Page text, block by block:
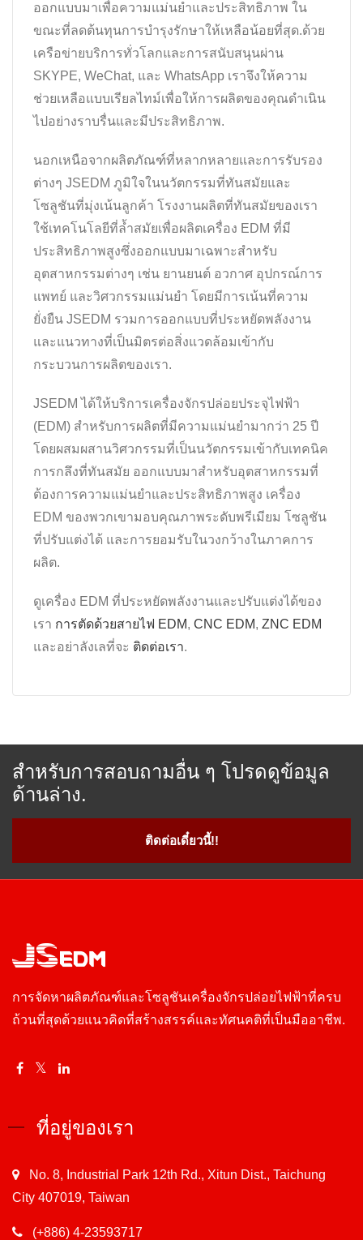
ออกแบบมาเพื่อความแม่นยำและประสิทธิภาพ ใน
ขณะที่ลดต้นทุนการบำรุงรักษาให้เหลือน้อยที่สุด.ด้วย
เครือข่ายบริการทั่วโลกและการสนับสนุนผ่าน
SKYPE, WeChat, และ WhatsApp เราจึงให้ความ
ช่วยเหลือแบบเรียลไทม์เพื่อให้การผลิตของคุณดำเนิน
ไปอย่างราบรื่นและมีประสิทธิภาพ.
นอกเหนือจากผลิตภัณฑ์ที่หลากหลายและการรับรอง
ต่างๆ JSEDM ภูมิใจในนวัตกรรมที่ทันสมัยและ
โซลูชันที่มุ่งเน้นลูกค้า โรงงานผลิตที่ทันสมัยของเรา
ใช้เทคโนโลยีที่ล้ำสมัยเพื่อผลิตเครื่อง EDM ที่มี
ประสิทธิภาพสูงซึ่งออกแบบมาเฉพาะสำหรับ
อุตสาหกรรมต่างๆ เช่น ยานยนต์ อวกาศ อุปกรณ์การ
แพทย์ และวิศวกรรมแม่นยำ โดยมีการเน้นที่ความ
ยั่งยืน JSEDM รวมการออกแบบที่ประหยัดพลังงาน
และแนวทางที่เป็นมิตรต่อสิ่งแวดล้อมเข้ากับ
กระบวนการผลิตของเรา.
JSEDM ได้ให้บริการเครื่องจักรปล่อยประจุไฟฟ้า
(EDM) สำหรับการผลิตที่มีความแม่นยำมากว่า 25 ปี
โดยผสมผสานวิศวกรรมที่เป็นนวัตกรรมเข้ากับเทคนิค
การกลึงที่ทันสมัย ออกแบบมาสำหรับอุตสาหกรรมที่
ต้องการความแม่นยำและประสิทธิภาพสูง เครื่อง
EDM ของพวกเขามอบคุณภาพระดับพรีเมียม โซลูชัน
ที่ปรับแต่งได้ และการยอมรับในวงกว้างในภาคการ
ผลิต.
ดูเครื่อง EDM ที่ประหยัดพลังงานและปรับแต่งได้ของ
เรา การตัดด้วยสายไฟ EDM, CNC EDM, ZNC EDM
และอย่าลังเลที่จะ ติดต่อเรา.
สำหรับการสอบถามอื่น ๆ โปรดดูข้อมูล
ด้านล่าง.
ติดต่อเดี๋ยวนี้!!
การจัดหาผลิตภัณฑ์และโซลูชันเครื่องจักรปล่อยไฟฟ้าที่ครบ
ถ้วนที่สุดด้วยแนวคิดที่สร้างสรรค์และทัศนคติที่เป็นมืออาชีพ.
ที่อยู่ของเรา
No. 8, Industrial Park 12th Rd., Xitun Dist., Taichung
City 407019, Taiwan
(+886) 4-23593717